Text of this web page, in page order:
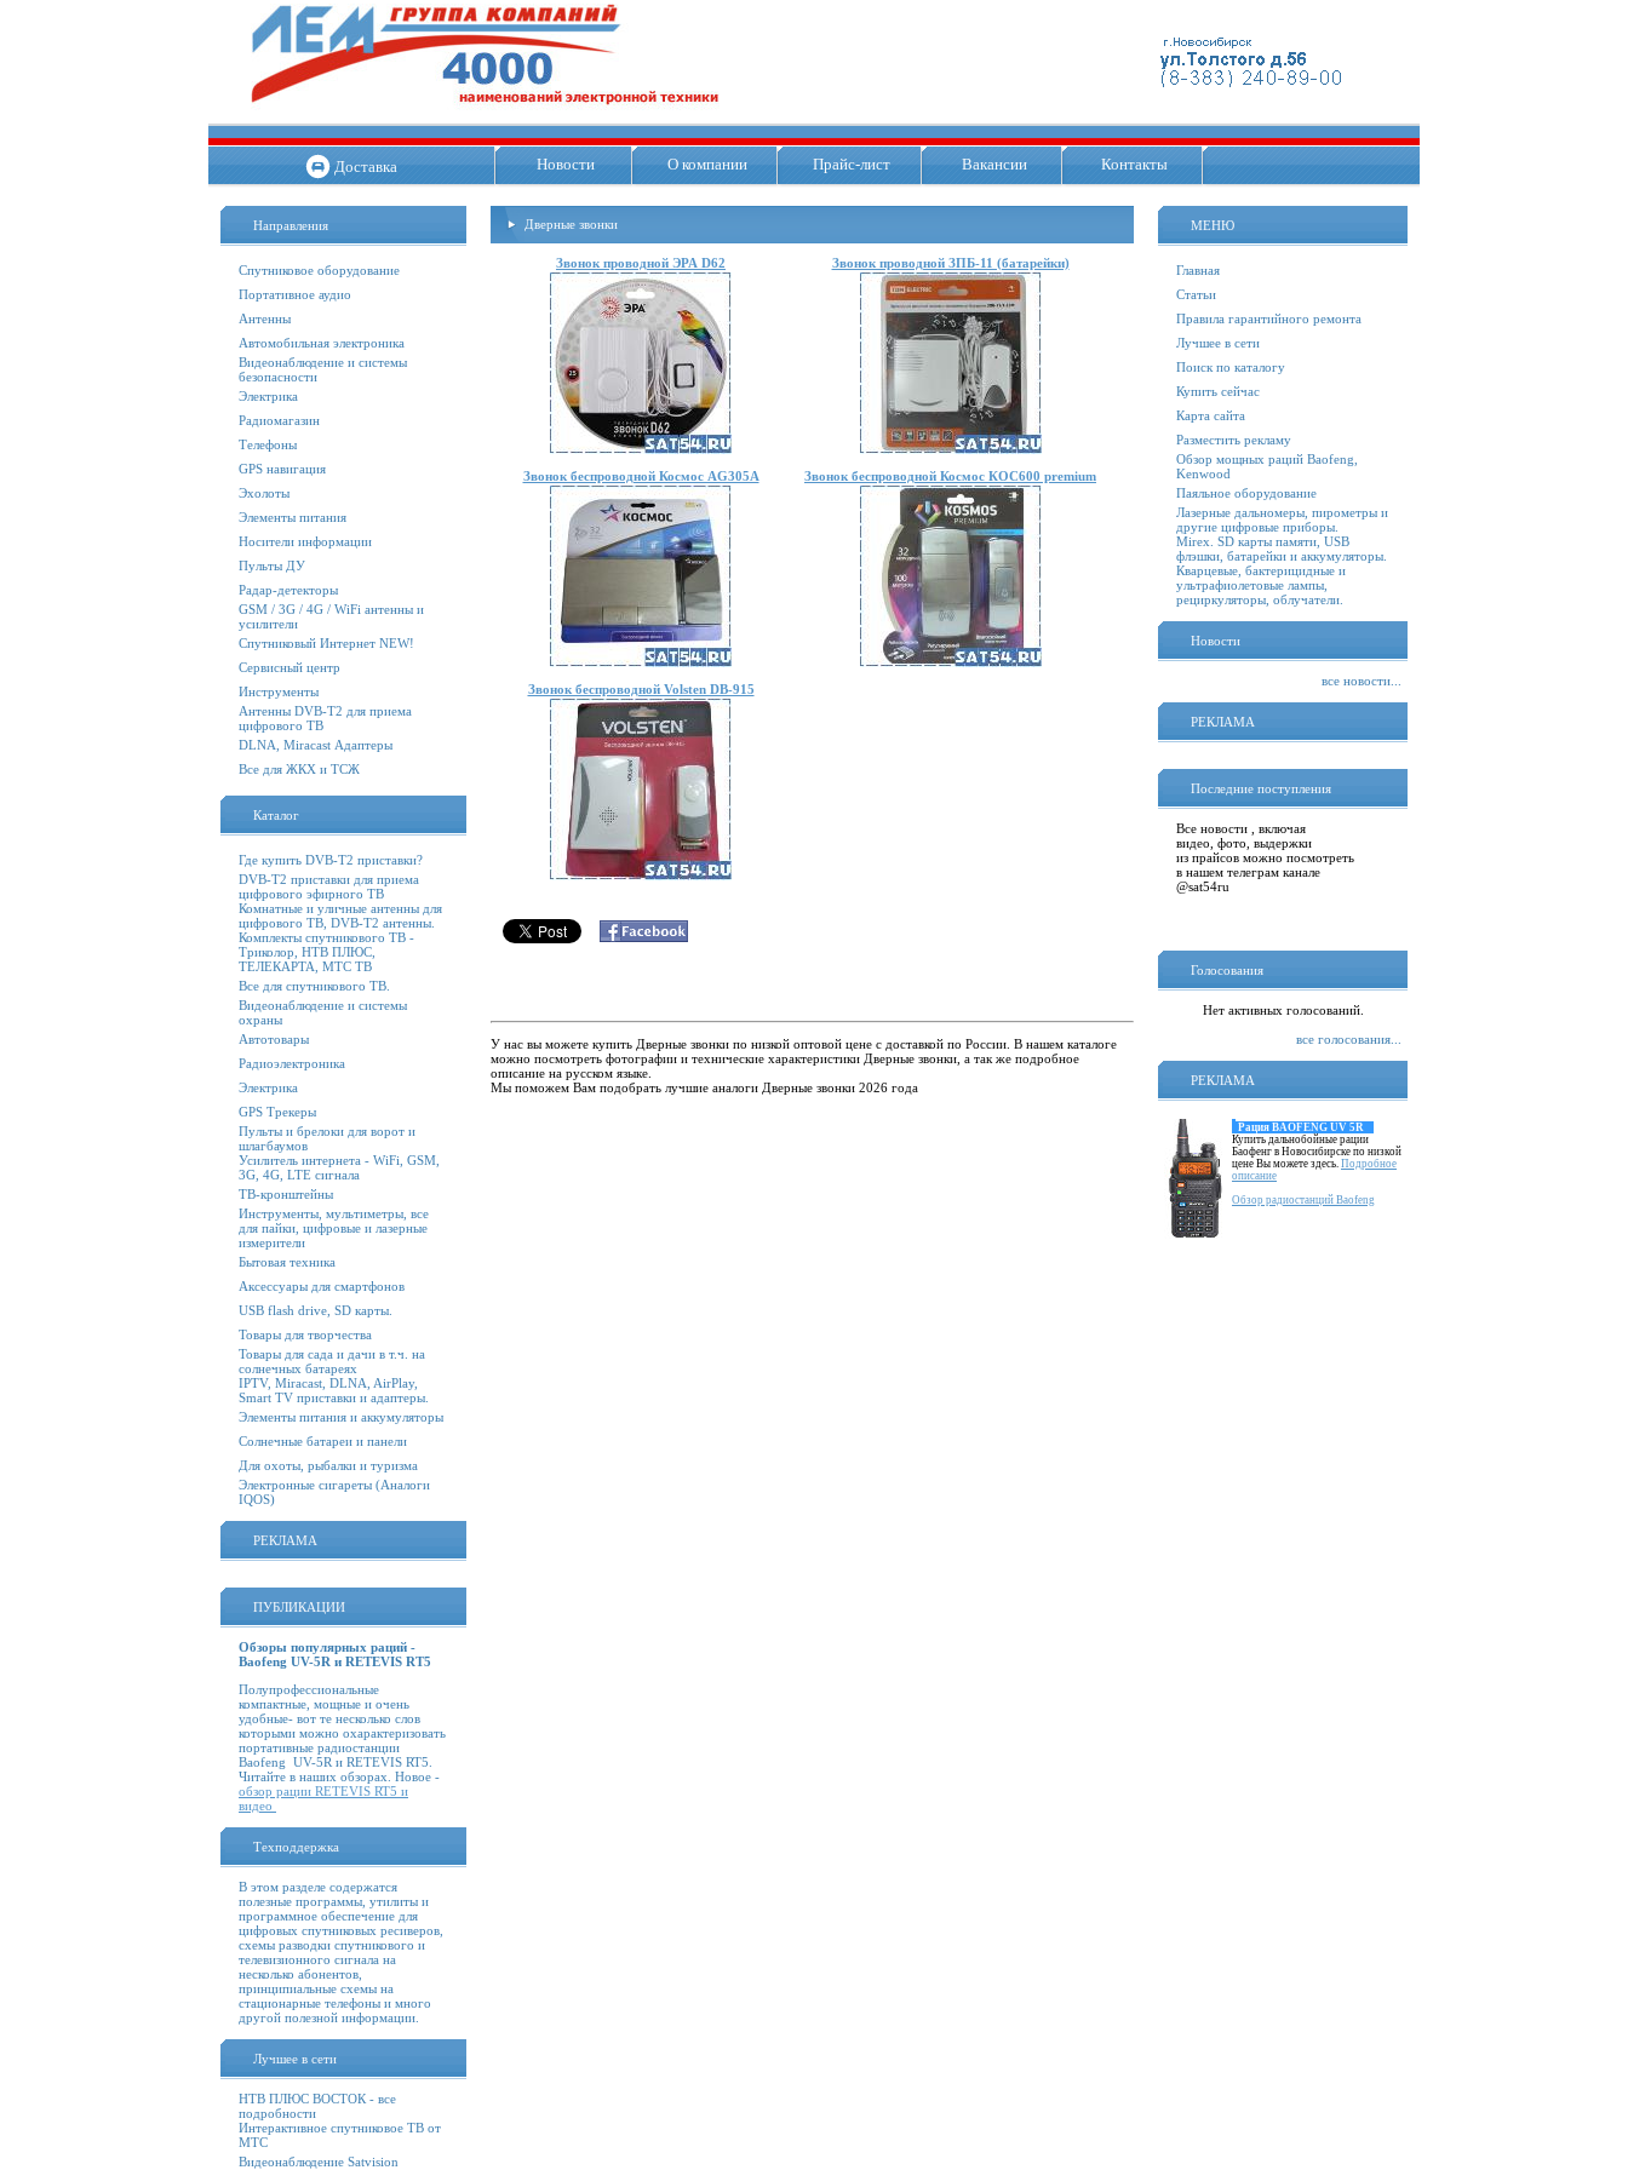
Доставка Новости О компании Прайс-лист Вакансии Контакты
Направления
Спутниковое оборудование
Портативное аудио
Антенны
Автомобильная электроника
Видеонаблюдение и системы
безопасности
Электрика
Радиомагазин
Телефоны
GPS навигация
Эхолоты
Элементы питания
Носители информации
Пульты ДУ
Радар-детекторы
GSM / 3G / 4G / WiFi антенны и
усилители
Спутниковый Интернет NEW!
Сервисный центр
Инструменты
Антенны DVB-T2 для приема
цифрового ТВ
DLNA, Miracast Адаптеры
Все для ЖКХ и ТСЖ
Каталог
Где купить DVB-T2 приставки?
DVB-T2 приставки для приема
цифрового эфирного ТВ
Комнатные и уличные антенны для
цифрового ТВ, DVB-T2 антенны.
Комплекты спутникового ТВ -
Триколор, НТВ ПЛЮС,
ТЕЛЕКАРТА, МТС ТВ
Все для спутникового ТВ.
Видеонаблюдение и системы
охраны
Автотовары
Радиоэлектроника
Электрика
GPS Трекеры
Пульты и брелоки для ворот и
шлагбаумов
Усилитель интернета - WiFi, GSM,
3G, 4G, LTE сигнала
ТВ-кронштейны
Инструменты, мультиметры, все
для пайки, цифровые и лазерные
измерители
Бытовая техника
Аксессуары для смартфонов
USB flash drive, SD карты.
Товары для творчества
Товары для сада и дачи в т.ч. на
солнечных батареях
IPTV, Miracast, DLNA, AirPlay,
Smart TV приставки и адаптеры.
Элементы питания и аккумуляторы
Солнечные батареи и панели
Для охоты, рыбалки и туризма
Электронные сигареты (Аналоги
IQOS)
РЕКЛАМА
ПУБЛИКАЦИИ
Обзоры популярных раций -
Baofeng UV-5R и RETEVIS RT5
Полупрофессиональные
компактные, мощные и очень
удобные- вот те несколько слов
которыми можно охарактеризовать
портативные радиостанции
Baofeng UV-5R и RETEVIS RT5.
Читайте в наших обзорах. Новое -
обзор рации RETEVIS RT5 и
видео
Техподдержка
В этом разделе содержатся
полезные программы, утилиты и
программное обеспечение для
цифровых спутниковых ресиверов,
схемы разводки спутникового и
телевизионного сигнала на
несколько абонентов,
принципиальные схемы на
стационарные телефоны и много
другой полезной информации.
Лучшее в сети
НТВ ПЛЮС ВОСТОК - все
подробности
Интерактивное спутниковое ТВ от
МТС
Видеонаблюдение Satvision
Дверные звонки
Звонок проводной ЭРА D62 Звонок проводной ЗПБ-11 (батарейки)
Звонок беспроводной Космос AG305A Звонок беспроводной Космос КОС600 premium
Звонок беспроводной Volsten DB-915
У нас вы можете купить Дверные звонки по низкой оптовой цене с доставкой по России. В нашем каталоге
можно посмотреть фотографии и технические характеристики Дверные звонки, а так же подробное
описание на русском языке.
Мы поможем Вам подобрать лучшие аналоги Дверные звонки 2026 года
МЕНЮ
Главная
Статьи
Правила гарантийного ремонта
Лучшее в сети
Поиск по каталогу
Купить сейчас
Карта сайта
Разместить рекламу
Обзор мощных раций Baofeng,
Kenwood
Паяльное оборудование
Лазерные дальномеры, пирометры и
другие цифровые приборы.
Mirex. SD карты памяти, USB
флэшки, батарейки и аккумуляторы.
Кварцевые, бактерицидные и
ультрафиолетовые лампы,
рециркуляторы, облучатели.
Новости
все новости...
РЕКЛАМА
Последние поступления
Все новости , включая
видео, фото, выдержки
из прайсов можно посмотреть
в нашем телеграм канале
@sat54ru
Голосования
Нет активных голосований.
все голосования...
РЕКЛАМА
Рация BAOFENG UV 5R
Купить дальнобойные рации
Баофенг в Новосибирске по низкой
цене Вы можете здесь. Подробное
описание
Обзор радиостанций Baofeng